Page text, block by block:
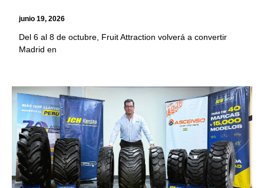
junio 19, 2026
Del 6 al 8 de octubre, Fruit Attraction volverá a convertir
Madrid en